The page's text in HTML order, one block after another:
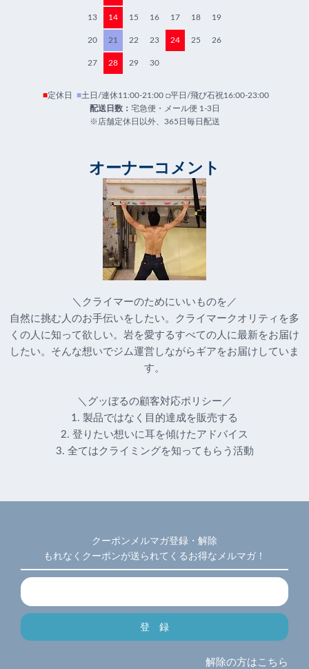
13 14 15 16 17 18 19
20 21 22 23 24 25 26
27 28 29 30
■定休日 ■土日/連休11:00-21:00 □平日/飛び石祝16:00-23:00
配送日数： 宅急便・メール便 1-3日
※店舗定休日以外、365日毎日配送
オーナーコメント
＼クライマーのためにいいものを／
自然に挑む人のお手伝いをしたい。クライマークオリティを多
くの人に知って欲しい。岩を愛するすべての人に最新をお届け
したい。そんな想いでジム運営しながらギアをお届けしていま
す。
＼グッぼるの顧客対応ポリシー／
1. 製品ではなく目的達成を販売する
2. 登りたい想いに耳を傾けたアドバイス
3. 全てはクライミングを知ってもらう活動
クーポンメルマガ登録・解除
もれなくクーポンが送られてくるお得なメルマガ！
解除の方はこちら